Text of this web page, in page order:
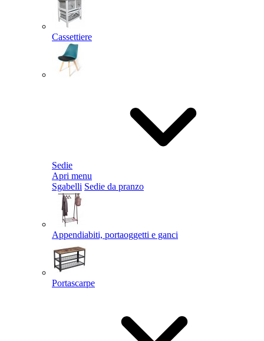
Cassettiere
Sedie
Apri menu
Sgabelli Sedie da pranzo
Appendiabiti, portaoggetti e ganci
Portascarpe